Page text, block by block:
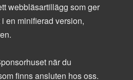
webbläsartillägg som ger
en minifierad version,
när du
finns ansluten hos oss.